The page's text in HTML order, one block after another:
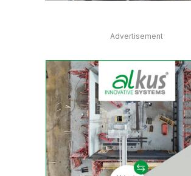
Advertisement